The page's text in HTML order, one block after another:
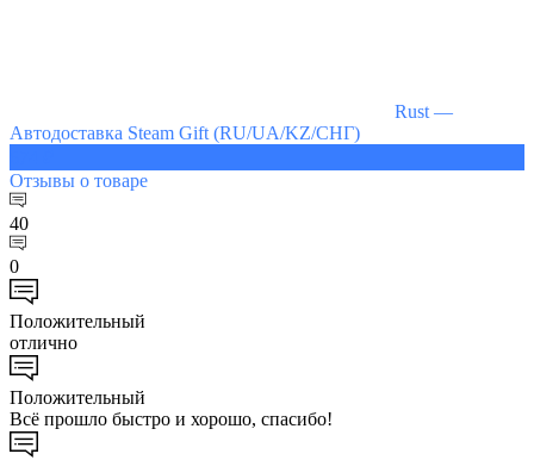
Rust —
Автодоставка Steam Gift (RU/UA/KZ/СНГ)
Отзывы о товаре
40
0
Положительный
отлично
Положительный
Всё прошло быстро и хорошо, спасибо!